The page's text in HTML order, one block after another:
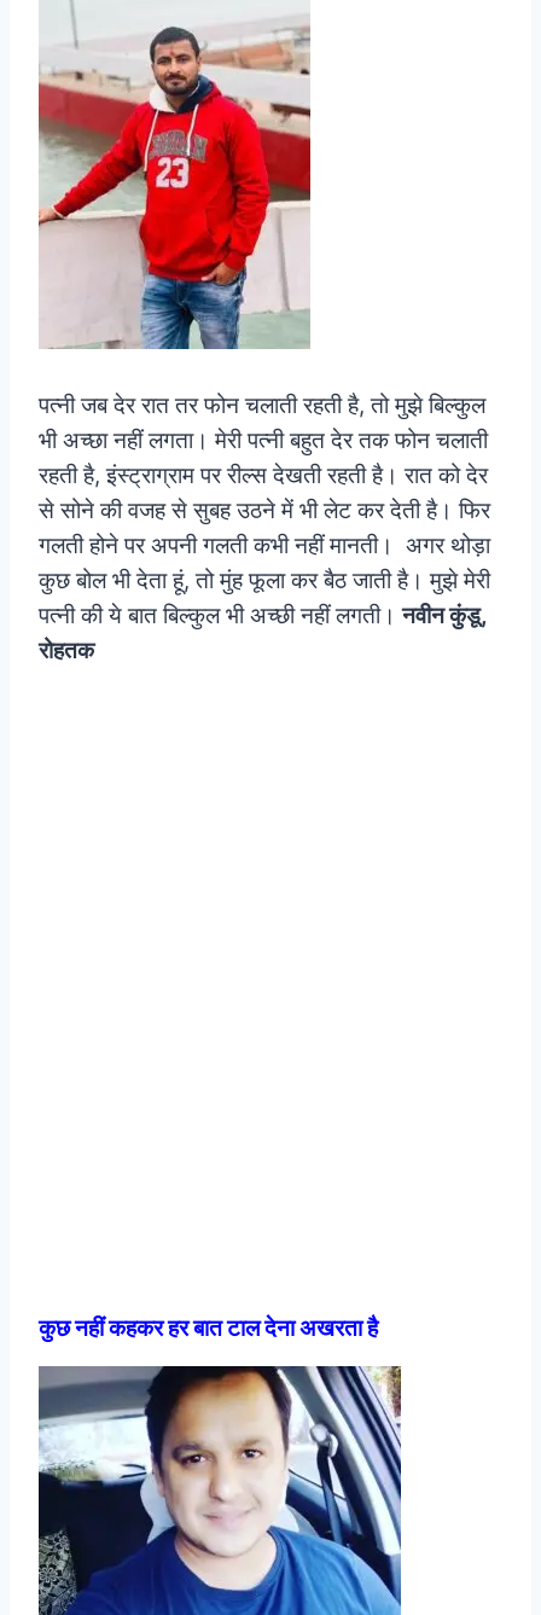
पत्नी जब देर रात तर फोन चलाती रहती है, तो मुझे बिल्कुल
भी अच्छा नहीं लगता। मेरी पत्नी बहुत देर तक फोन चलाती
रहती है, इंस्ट्राग्राम पर रील्स देखती रहती है। रात को देर
से सोने की वजह से सुबह उठने में भी लेट कर देती है। फिर
गलती होने पर अपनी गलती कभी नहीं मानती। अगर थोड़ा
कुछ बोल भी देता हूं, तो मुंह फूला कर बैठ जाती है। मुझे मेरी
पत्नी की ये बात बिल्कुल भी अच्छी नहीं लगती।नवीन कुंडू,
रोहतक
कुछ नहीं कहकर हर बात टाल देना अखरता है